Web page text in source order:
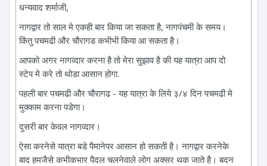
धन्यवाद शर्माजी,
नागद्वार तो साल मे एकही बार किया जा सकता है, नागपंचमी के समय।
किंतु पचमढी और चौरागड कभीभी किया आ सकता है।
आपको अगर नागव्दार करना है तो मेरा सुझाव है की यह यात्रा आप दो
स्टेप मे करे तो थोडा आसान होगा.
पहली बार पचमढी और चौरागढ - यह यात्रा के लिये ३/४ दिन पचमढी मे
मुक्काम करना पडेगा।
दुसरी बार केवल नागव्दार।
ऐसा करनेसे यात्रा बडे पैमानेपर आसान हो सकती है। नागद्वार करनेके
बाद हमजैसे कभीकभार पैदल चलनेवाले लोग अक्सर थक जाते है। बदन